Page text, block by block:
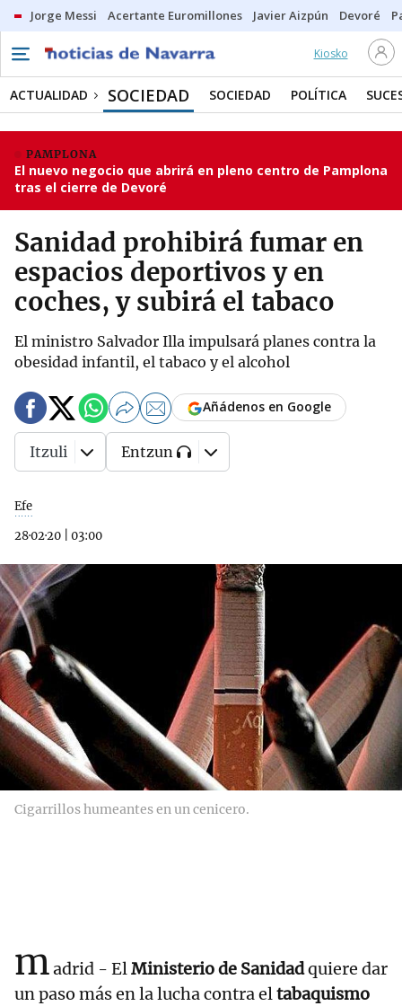
Jorge Messi Acertante Euromillones Javier Aizpún Devoré
Kiosko
ACTUALIDAD SOCIEDAD SOCIEDAD POLÍTICA
PAMPLONA
El nuevo negocio que abrirá en pleno centro de Pamplona
tras el cierre de Devoré
Sanidad prohibirá fumar en
espacios deportivos y en
coches, y subirá el tabaco
El ministro Salvador Illa impulsará planes contra la
obesidad infantil, el tabaco y el alcohol
Efe
28·02·20
03:00
Añádenos en Google
Itzuli Entzun
Cigarrillos humeantes en un cenicero.
madrid - ElMinisterio de Sanidadquiere dar
un paso más en la lucha contra eltabaquismo